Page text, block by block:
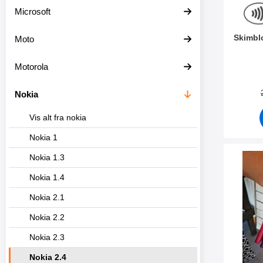
Microsoft
Moto
Motorola
Nokia
Vis alt fra nokia
Nokia 1
Nokia 1.3
Nokia 1.4
Nokia 2.1
Nokia 2.2
Nokia 2.3
Nokia 2.4
Marker